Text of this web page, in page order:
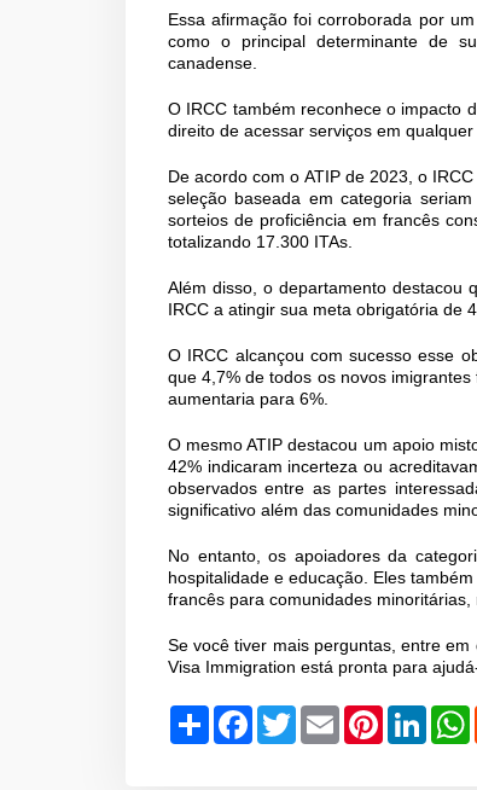
Essa afirmação foi corroborada por
como o principal determinante de
canadense.
O IRCC também reconhece o impacto
direito de acessar serviços em
De acordo com o ATIP de 2023, o
seleção baseada em categoria
sorteios de proficiência em francês
totalizando 17.300 ITAs.
Além disso, o departamento destacou
IRCC a atingir sua meta obrigatória de
O IRCC alcançou com sucesso esse
que 4,7% de todos os novos
aumentaria para 6%.
O mesmo ATIP destacou um apoio
42% indicaram incerteza ou
observados entre as partes
significativo além das comunidades
No entanto, os apoiadores da
hospitalidade e educação. Eles
francês para comunidades
Se você tiver mais perguntas, entre
Visa Immigration está pronta para
Share Facebook
TwitterEmail Pinterest